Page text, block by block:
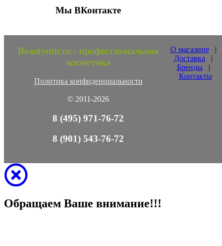
Мы ВКонтакте
Beautymir.ru - профессиональная
косметика
Политика конфиденциальности
© 2011-2026
О магазине|
Доставка |
Бренды |
Контакты
8 (495) 971-76-72
8 (901) 543-76-72
Обращаем Ваше внимание!!!